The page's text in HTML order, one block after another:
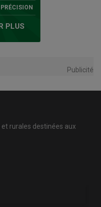
PLUS
Publicité
rurales destinées aux